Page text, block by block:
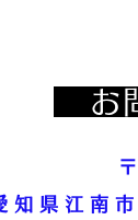
お
知県江南